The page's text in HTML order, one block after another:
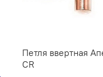
Петля ввертная
CR